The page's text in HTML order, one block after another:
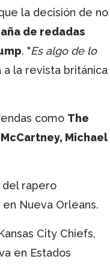
la decisión de no
de redadas
. "Es algo de lo
a la revista británica
como The
Michael
rapero
Nueva Orleans.
City Chiefs,
en Estados